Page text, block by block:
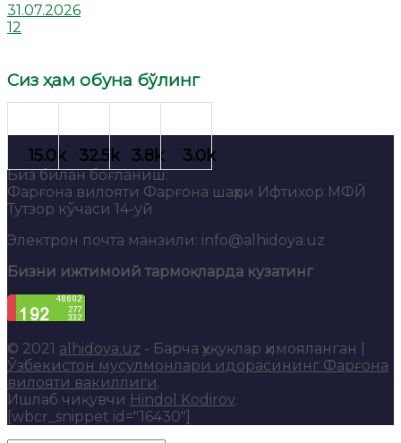
31.07.2026
12
Сиз ҳам обуна бўлинг
Биз билан боғланиш:
Фарғона вилояти Фарғона шаҳри Ифтихор МФЙ
Тутзор кўчаси 14-уй
Электрон почта манзили: info@alhidoya.uz
Бизни ижтимоий тармоқларда кузатинг
© 2021 alhidoya.uz - Барча ҳуқуқлар ҳимояланган |
Ўзбекистон мусулмонлари идорасининг Фарғона
вилояти вакиллиги.
Ишлаб чиқувчи Hindol Kodirov.
[wbcr_snippet id="16430"]